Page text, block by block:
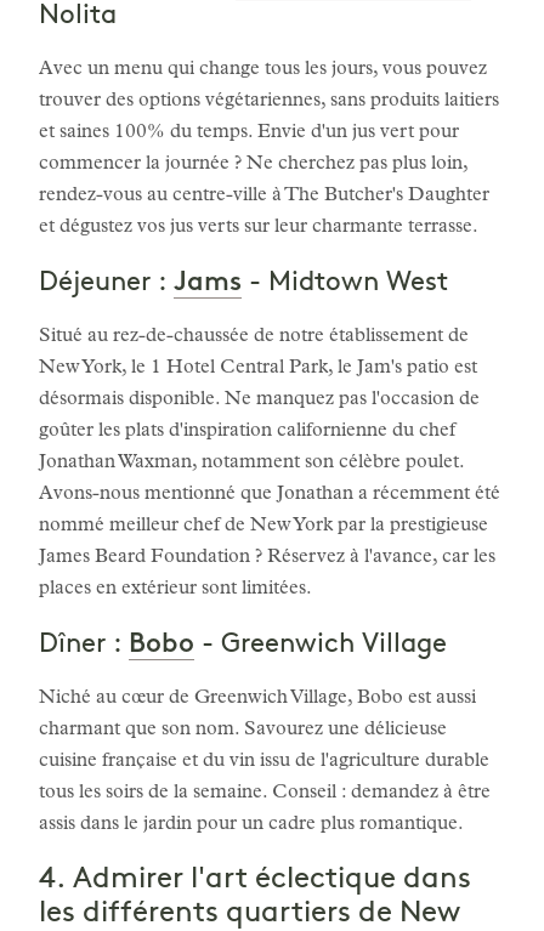
Nolita
Avec un menu qui change tous les jours, vous pouvez
trouver des options végétariennes, sans produits laitiers
et saines 100% du temps. Envie d'un jus vert pour
commencer la journée ? Ne cherchez pas plus loin,
rendez-vous au centre-ville à The Butcher's Daughter
et dégustez vos jus verts sur leur charmante terrasse.
Déjeuner : Jams - Midtown West
Situé au rez-de-chaussée de notre établissement de
New York, le 1 Hotel Central Park, le Jam's patio est
désormais disponible. Ne manquez pas l'occasion de
goûter les plats d'inspiration californienne du chef
Jonathan Waxman, notamment son célèbre poulet.
Avons-nous mentionné que Jonathan a récemment été
nommé meilleur chef de New York par la prestigieuse
James Beard Foundation ? Réservez à l'avance, car les
places en extérieur sont limitées.
Dîner : Bobo - Greenwich Village
Niché au cœur de Greenwich Village, Bobo est aussi
charmant que son nom. Savourez une délicieuse
cuisine française et du vin issu de l'agriculture durable
tous les soirs de la semaine. Conseil : demandez à être
assis dans le jardin pour un cadre plus romantique.
4. Admirer l'art éclectique dans
les différents quartiers de New